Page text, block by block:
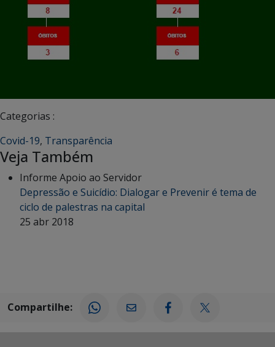
Categorias :
Covid-19, Transparência
Veja Também
Informe Apoio ao Servidor
Depressão e Suicídio: Dialogar e Prevenir é tema de
ciclo de palestras na capital
25 abr 2018
Compartilhe: